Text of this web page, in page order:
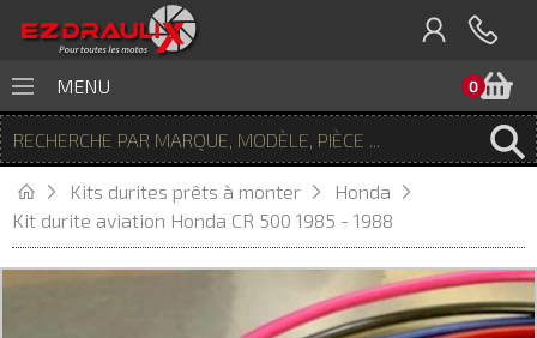
0
MENU
Kits durites prêts à monter
Honda
Kit durite aviation Honda CR 500 1985 - 1988